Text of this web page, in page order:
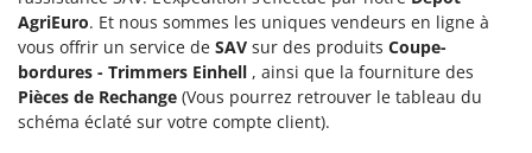
AgriEuro. Et nous sommes les uniques vendeurs en ligne à
vous offrir un service de SAV sur des produits Coupe-
bordures - Trimmers Einhell , ainsi que la fourniture des
Pièces de Rechange (Vous pourrez retrouver le tableau du
schéma éclaté sur votre compte client).